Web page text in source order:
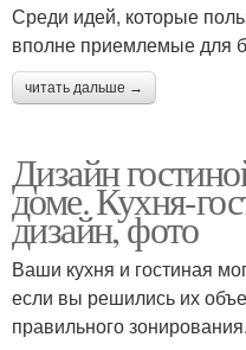
Среди идей, которые
вполне приемлемые для
читать дальше →
Дизайн
доме. Кухня-
дизайн, фото
Ваши кухня и гостиная
если вы решились их
правильного